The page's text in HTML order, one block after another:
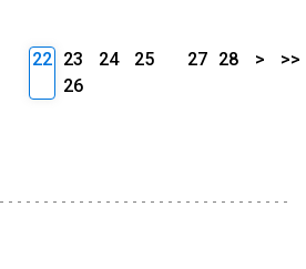
22 23 24
25
26
27 28 > >>